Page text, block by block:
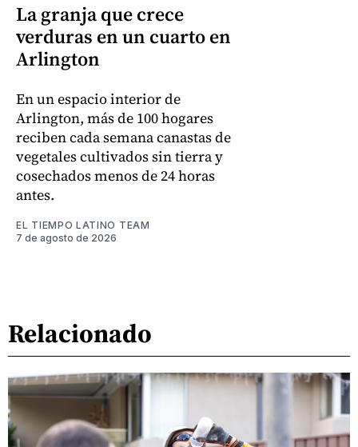
La granja que crece
verduras en un cuarto en
Arlington
En un espacio interior de
Arlington, más de 100 hogares
reciben cada semana canastas de
vegetales cultivados sin tierra y
cosechados menos de 24 horas
antes.
EL TIEMPO LATINO TEAM
7 de agosto de 2026
Relacionado